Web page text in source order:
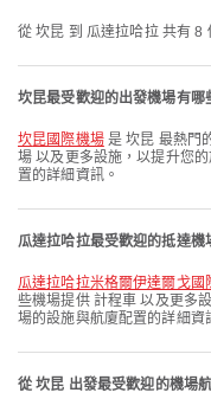
從 坎昆 到 瓜達拉哈拉 共有 8
坎昆最受歡迎的出發機場有哪
坎昆國際機場是 坎昆 最熱門
場 以及更多設施，以提升您
置的詳細資訊。
瓜達拉哈拉最受歡迎的抵達機
瓜達拉哈拉米格爾伊達爾戈國
些機場提供 計程車 以及更多
場的設施與航廈配置的詳細資
從 坎昆 出發最受歡迎的機場